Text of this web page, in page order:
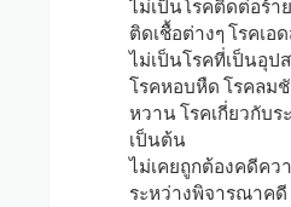
ไม่เป็นโรคติดต่อร้า
ติดเชื้อต่างๆ โรคเอ
ไม่เป็นโรคที่เป็นอุป
โรคหอบหืด โรคลมชั
หวาน โรคเกี่ยวกับ
เป็นต้น
ไม่เคยถูกต้องคดีคว
ระหว่างพิจารณาคดี